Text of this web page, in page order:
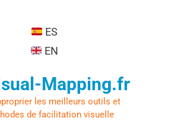
ES
EN
Mapping.fr
les meilleurs outils et
de facilitation visuelle